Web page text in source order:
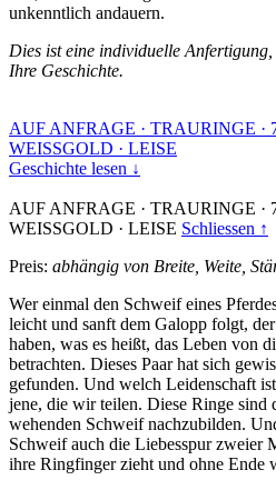
unkenntlich andauern.
Dies ist eine individuelle
Ihre Geschichte.
AUF ANFRAGE · TRAURINGE ·
WEISSGOLD · LEISE
Geschichte lesen ↓
AUF ANFRAGE · TRAURINGE ·
WEISSGOLD · LEISE Schliessen ↑
Preis: abhängig von Breite, Weite,
Wer einmal den Schweif eines
leicht und sanft dem Galopp folgt,
haben, was es heißt, das Leben von
betrachten. Dieses Paar hat sich
gefunden. Und welch Leidenschaft
jene, die wir teilen. Diese Ringe sind
wehenden Schweif nachzubilden.
Schweif auch die Liebesspur zweier
ihre Ringfinger zieht und ohne Ende